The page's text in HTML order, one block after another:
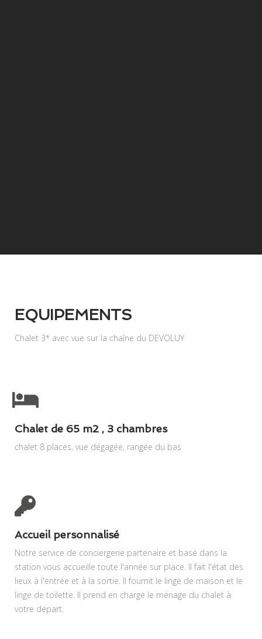
EQUIPEMENTS
Chalet 3* avec vue sur la chaîne du DEVOLUY
Chalet de 65 m2 , 3 chambres
chalet 8 places, vue dégagée, rangée du bas
Accueil personnalisé
Notre service de conciergerie partenaire et basé dans la
station vous accueille toute l'année sur place. Il fait l'état des
lieux à l'entrée et à la sortie. Il fournit le linge de maison et le
linge de toilette. Il prend en charge le ménage du chalet à
votre départ.